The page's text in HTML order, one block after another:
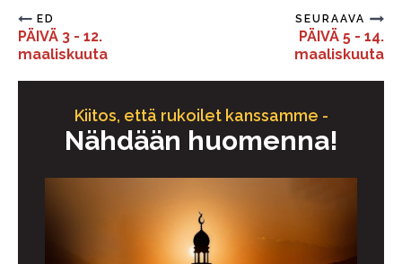
ED
PÄIVÄ 3 - 12.
maaliskuuta
SEURAAVA
PÄIVÄ 5 - 14.
maaliskuuta
Kiitos, että rukoilet kanssamme -
Nähdään huomenna!